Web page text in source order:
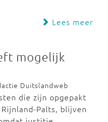
Lees meer
mogelijk
Duitslandweb
die zijn opgepakt
Palts, blijven